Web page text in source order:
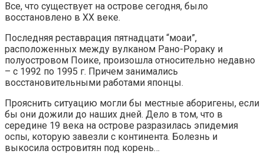
Все, что существует на острове сегодня, было
восстановлено в XX веке.
Последняя реставрация пятнадцати “моаи”,
расположенных между вулканом Рано-Рораку и
полуостровом Поике, произошла относительно недавно
– с 1992 по 1995 г. Причем занимались
восстановительными работами японцы.
Прояснить ситуацию могли бы местные аборигены, если
бы они дожили до наших дней. Дело в том, что в
середине 19 века на острове разразилась эпидемия
оспы, которую завезли с континента. Болезнь и
выкосила островитян под корень…